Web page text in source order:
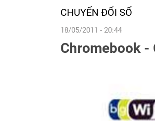
CHUYỂN ĐỔI SỐ
18/05/2011 - 20:44
Chromebook -